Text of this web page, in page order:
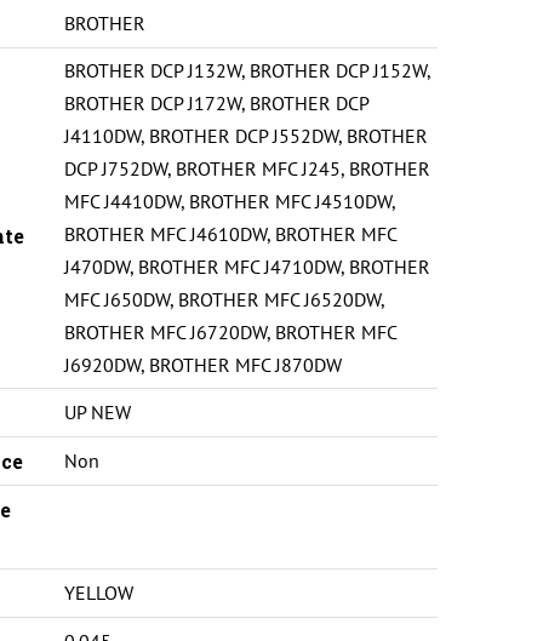
BROTHER
BROTHER DCP J132W, BROTHER DCP J152W,
BROTHER DCP J172W, BROTHER DCP
J4110DW, BROTHER DCP J552DW, BROTHER
DCP J752DW, BROTHER MFC J245, BROTHER
MFC J4410DW, BROTHER MFC J4510DW,
BROTHER MFC J4610DW, BROTHER MFC
J470DW, BROTHER MFC J4710DW, BROTHER
MFC J650DW, BROTHER MFC J6520DW,
BROTHER MFC J6720DW, BROTHER MFC
J6920DW, BROTHER MFC J870DW
UP NEW
Non
YELLOW